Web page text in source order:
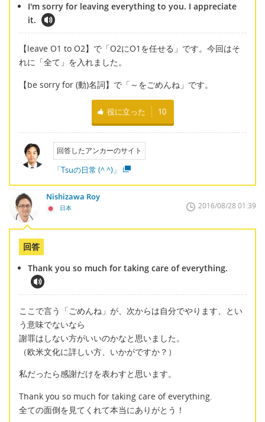
I'm sorry for leaving everything to you. I appreciate
it.
【leave O1 to O2】で「O2にO1を任せる」です。今回はそ
れに「全て」を入れました。
【be sorry for (動)名詞】で「～をごめんね」です。
役に立った 10
回答したアンカーのサイト
「Tsuの日常 (^ ^)」
Nishizawa Roy
日本 2016/08/28 01:39
回答
Thank you so much for taking care of everything.
ここで言う「ごめんね」が、次からは自分でやります、とい
う意味でないなら
謝罪はしない方がいいのかなと思いました。
（欧米文化に詳しい方、いかがですか？）
私だったら感謝だけを表わすと思います。
Thank you so much for taking care of everything.
全ての面倒を見てくれて本当にありがとう！